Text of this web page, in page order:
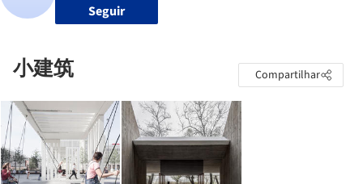
Seguir
小建筑 Compartilhar